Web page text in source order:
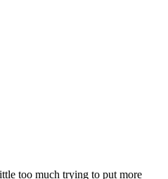
too much trying to put more